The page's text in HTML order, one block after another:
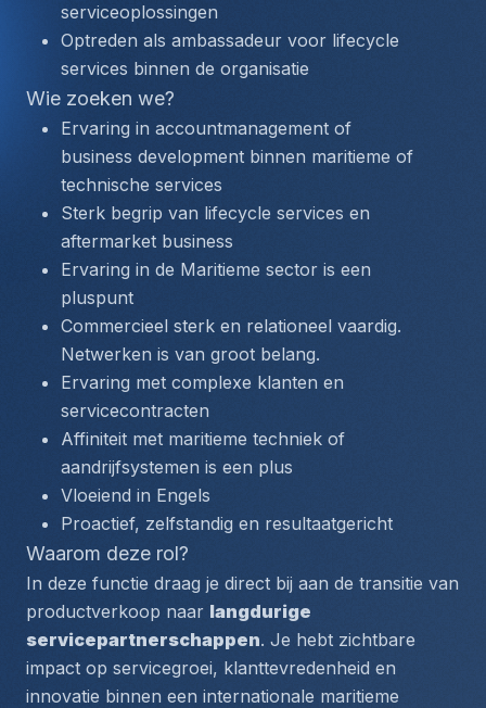
serviceoplossingen
Optreden als ambassadeur voor lifecycle
services binnen de organisatie
Wie zoeken we?
Ervaring in accountmanagement of
business development binnen maritieme of
technische services
Sterk begrip van lifecycle services en
aftermarket business
Ervaring in de Maritieme sector is een
pluspunt
Commercieel sterk en relationeel vaardig.
Netwerken is van groot belang.
Ervaring met complexe klanten en
servicecontracten
Affiniteit met maritieme techniek of
aandrijfsystemen is een plus
Vloeiend in Engels
Proactief, zelfstandig en resultaatgericht
Waarom deze rol?
In deze functie draag je direct bij aan de transitie van
productverkoop naar langdurige
servicepartnerschappen. Je hebt zichtbare
impact op servicegroei, klanttevredenheid en
innovatie binnen een internationale maritieme